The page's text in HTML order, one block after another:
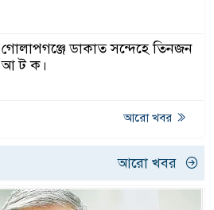
গোলাপগঞ্জে ডাকাত সন্দেহে তিনজন
আ ট ক।
আরো খবর
আরো খবর